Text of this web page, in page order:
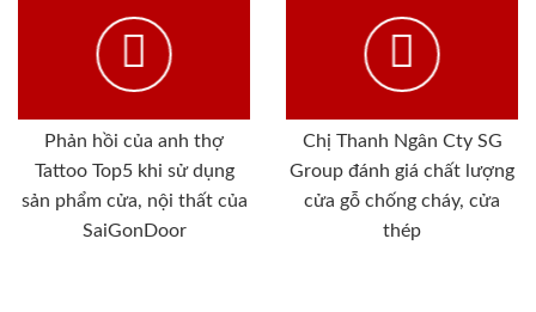
Phản hồi của anh thợ
Tattoo Top5 khi sử dụng
sản phẩm cửa, nội thất của
SaiGonDoor
Chị Thanh Ngân Cty SG
Group đánh giá chất lượng
cửa gỗ chống cháy, cửa
thép